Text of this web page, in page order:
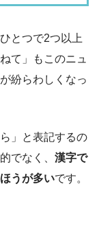
とつで2つ以上
て」もこのニュ
紛らわしくなっ
」と表記するの
でなく、 漢字で
うが多いです。